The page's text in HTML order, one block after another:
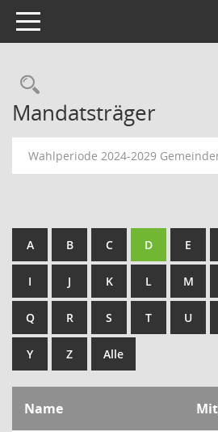
Toggle navigation
Rechercheauswahl
Mandatsträger
Wahlperiode 2024-2029
A B C D E
I J K L M
Q R S T U
Y Z Alle
Name